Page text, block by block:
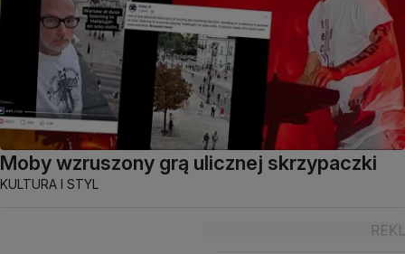
Moby wzruszony grą ulicznej skrzypaczki
KULTURA I STYL